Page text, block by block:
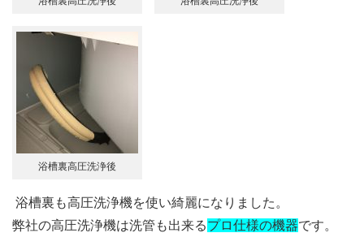
浴槽裏高圧洗浄後
浴槽裏も高圧洗浄機を使い綺麗になりました。
弊社の高圧洗浄機は洗管も出来るプロ仕様の機器です。